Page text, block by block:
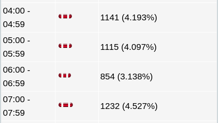
04:00 -
04:59
1141 (4.193%)
05:00 -
05:59
1115 (4.097%)
06:00 -
06:59
854 (3.138%)
07:00 -
07:59
1232 (4.527%)